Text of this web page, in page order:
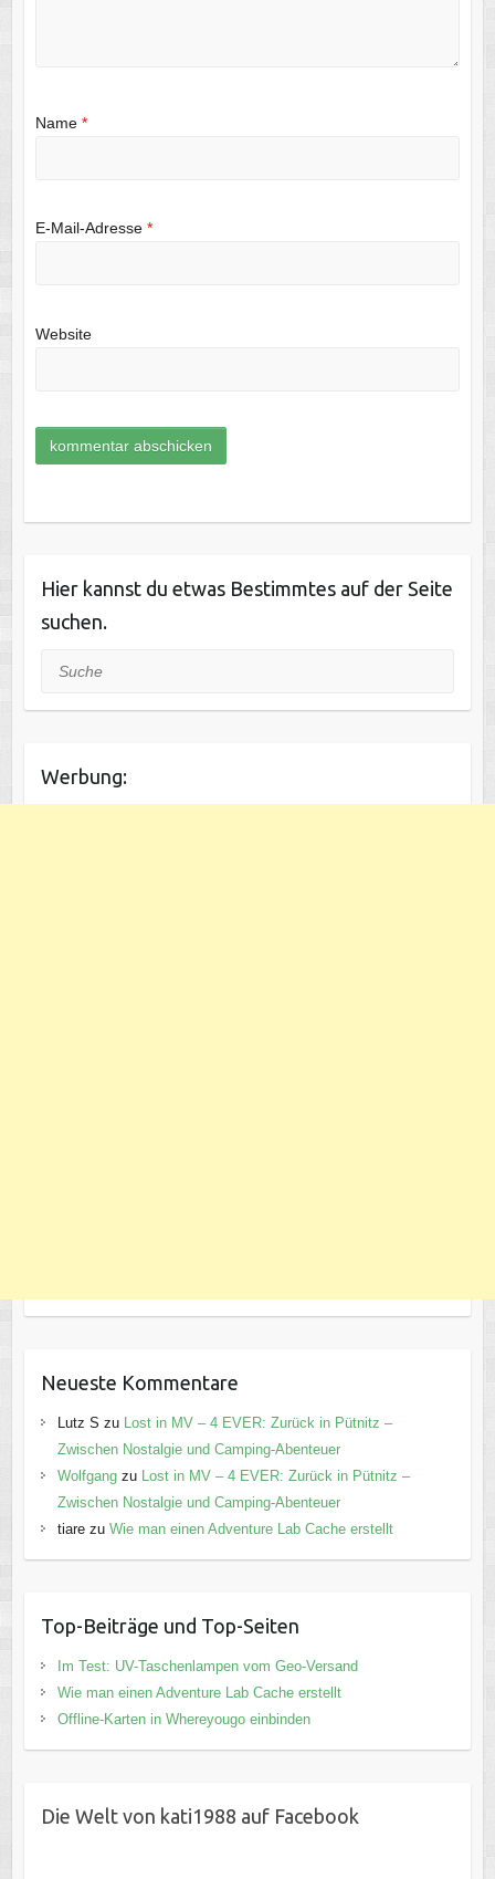
Name *
E-Mail-Adresse *
Website
Hier kannst du etwas Bestimmtes auf der Seite
suchen.
Suche
Werbung:
Neueste Kommentare
Lutz S zu Lost in MV – 4 EVER: Zurück in Pütnitz –
Zwischen Nostalgie und Camping-Abenteuer
Wolfgangzu Lost in MV – 4 EVER: Zurück in Pütnitz –
Zwischen Nostalgie und Camping-Abenteuer
tiarezu Wie man einen Adventure Lab Cache erstellt
Top-Beiträge und Top-Seiten
Im Test: UV-Taschenlampen vom Geo-Versand
Wie man einen Adventure Lab Cache erstellt
Offline-Karten in Whereyougo einbinden
Die Welt von kati1988 auf Facebook